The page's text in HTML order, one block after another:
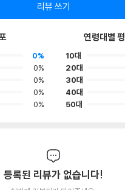
리뷰 쓰기
0%
0%
0%
0%
0%
연령대별
10대
20대
30대
40대
50대
등록된 리뷰가 없습니다!